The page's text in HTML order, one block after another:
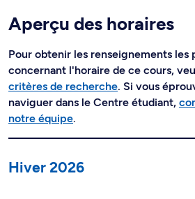
Aperçu des horaires
Pour obtenir les renseignements les
concernant l'horaire de ce cours,
critères de recherche. Si vous
naviguer dans le Centre étudiant,
notre équipe.
Hiver 2026